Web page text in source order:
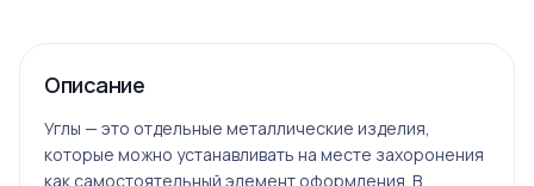
Описание
Углы — это отдельные металлические изделия,
которые можно устанавливать на месте захоронения
как самостоятельный элемент оформления. В